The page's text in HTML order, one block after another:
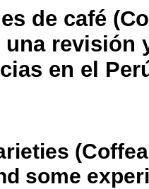
de café
una revisión
en el
some